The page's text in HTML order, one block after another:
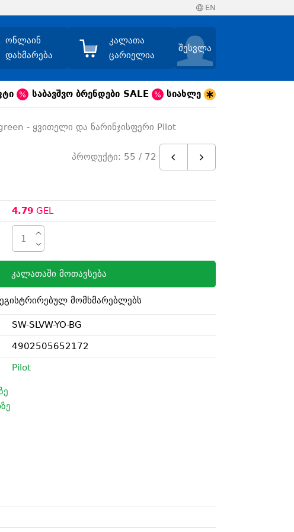
EN
ონლაინ
დახმარება
კალათა
ცარიელია
შესვლა
საბავშვო ბრენდები SALE სიახლე
- ყვითელი და ნარინჯისფერი Pilot
პროდუქტი: 55 / 72
4.79GEL
კალათაში მოთავსება
მომხმარებლებს
SW-SLVW-YO-BG
4902505652172
Pilot